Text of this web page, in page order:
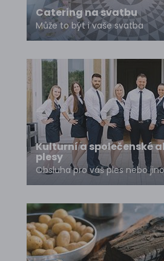
Catering na svatbu
Může to být i vaše svatba
Kulturní a společenské
plesy
Obsluha pro váš ples nebo